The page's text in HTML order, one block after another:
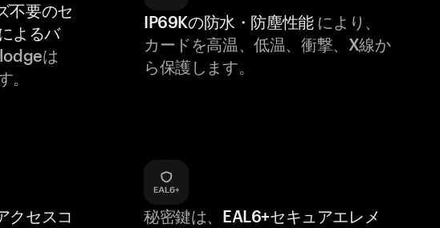
不要のセ
よるバ
は
。
IP69Kの防水・防塵性能により、
カードを高温、低温、衝撃、X線か
ら保護します。
クセスコ
秘密鍵は、 EAL6+セキュアエレメ